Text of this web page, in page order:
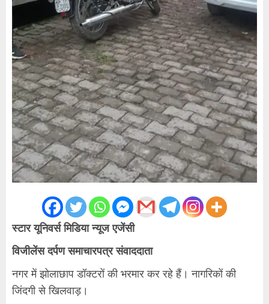
स्टार यूनिवर्स मिडिया न्यूज एजेंसी
विजीलेंस दर्पण समाचारपत्र संवाददाता
नगर में झोलाछाप डॉक्टरों की भरमार कर रहे हैं। नागरिकों की
जिंदगी से खिलवाड़।